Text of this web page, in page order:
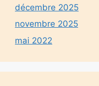
décembre 2025
novembre 2025
mai 2022